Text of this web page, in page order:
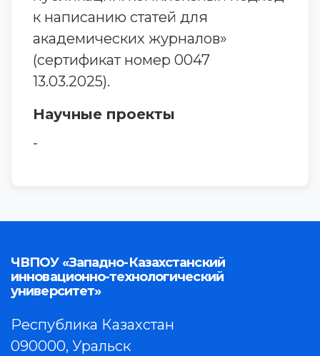
к написанию статей для
академических журналов»
(сертификат номер 0047
13.03.2025).
Научные проекты
-
ЧВПОУ «Западно-Казахстанский
инновационно-технологический
университет»
Республика Казахстан
090000, Уральск